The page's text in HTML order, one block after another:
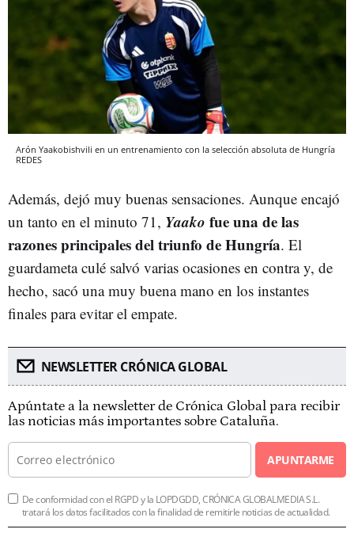
Arón Yaakobishvili en un entrenamiento con la selección absoluta de Hungría
REDES
Además, dejó muy buenas sensaciones. Aunque encajó
un tanto en el minuto 71, Yaako fue una de las
razones principales del triunfo de Hungría. El
guardameta culé salvó varias ocasiones en contra y, de
hecho, sacó una muy buena mano en los instantes
finales para evitar el empate.
NEWSLETTER CRÓNICA GLOBAL
Apúntate a la newsletter de Crónica Global para recibir
las noticias más importantes sobre Cataluña.
APUNTARME
De conformidad con el RGPD y la LOPDGDD, CRÓNICA GLOBALMEDIA S.L.
tratará los datos facilitados con la finalidad de remitirle noticias de actualidad.